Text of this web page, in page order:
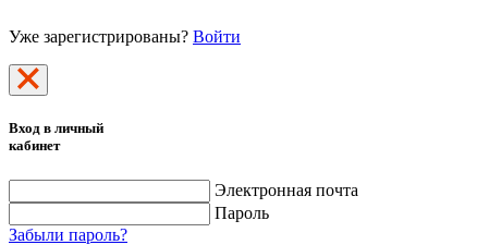
Уже зарегистрированы? Войти
Вход в личный
кабинет
Электронная почта
Пароль
Забыли пароль?